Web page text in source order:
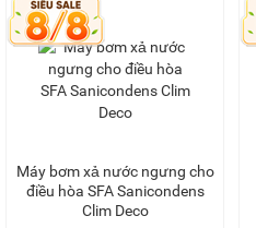
8 triệu - 10 triệu
10 triệu - 15 triệu (1)
Máy bơm xả nước ngưng cho
điều hòa SFA Sanicondens
Clim Deco